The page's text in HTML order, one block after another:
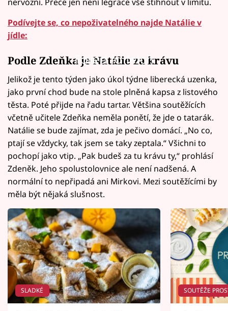
Podívejte se, co nepoživatelného najde Natálie v
jídle:
Failed to fetch
Podle Zdeňka je Natálie za krávu
Jelikož je tento týden jako úkol týdne liberecká uzenka,
jako první chod bude na stole plněná kapsa z listového
těsta. Poté přijde na řadu tartar. Většina soutěžících
včetně učitele Zdeňka neměla ponětí, že jde o tatarák.
Natálie se bude zajímat, zda je pečivo domácí. „No co,
ptají se vždycky, tak jsem se taky zeptala.“ Všichni to
pochopí jako vtip. „Pak budeš za tu krávu ty,“ prohlásí
Zdeněk. Jeho spolustolovnice ale není nadšená. A
normální to nepřipadá ani Mirkovi. Mezi soutěžícími by
měla být nějaká slušnost.
SLADKÉ SOUTĚŽE